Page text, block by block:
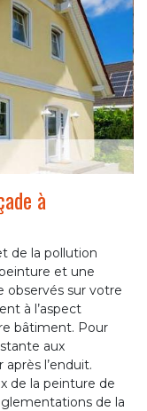
à
de la pollution
et une
observés sur votre
à l’aspect
bâtiment. Pour
aux
l’enduit.
de la peinture de
de la